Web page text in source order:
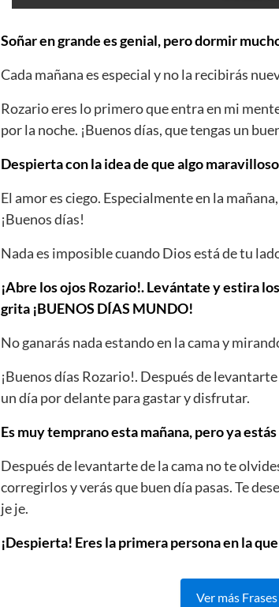
Soñar en grande es genial, pero dormir
Cada mañana es especial y no la recibirás
Rozario eres lo primero que entra en mi
por la noche. ¡Buenos días, que tengas un
Despierta con la idea de que algo
El amor es ciego. Especialmente en la
¡Buenos días!
Nada es imposible cuando Dios está de tu
¡Abre los ojos Rozario!. Levántate y estira
grita ¡BUENOS DÍAS MUNDO!
No ganarás nada estando en la cama y
¡Buenos días Rozario!. Después de
un día por delante para gastar y disfrutar.
Es muy temprano esta mañana, pero ya
Después de levantarte de la cama no te
corregirlos y verás que buen día pasas. Te
je je.
¡Despierta! Eres la primera persona en la
Ver más